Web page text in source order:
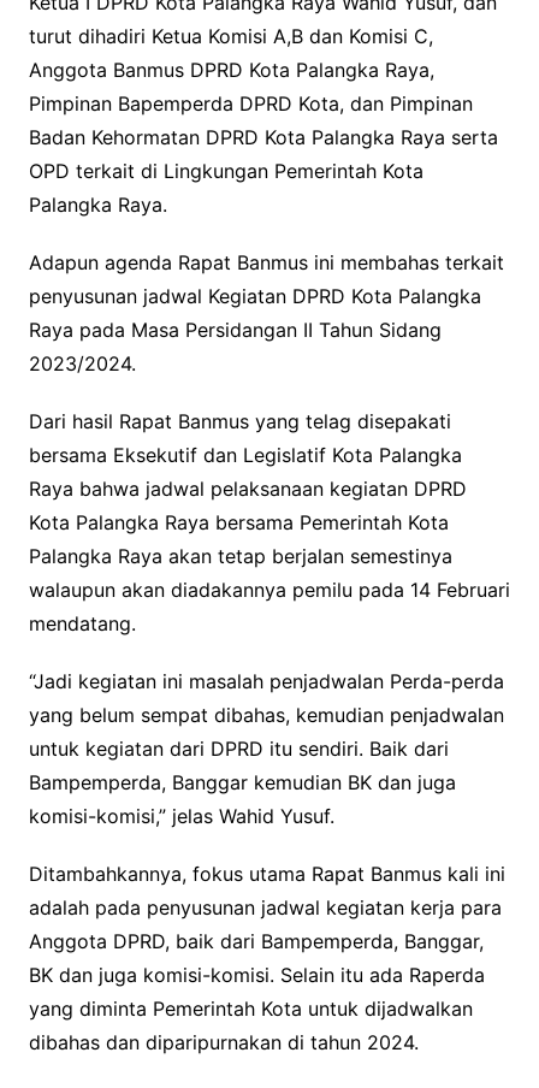
turut dihadiri Ketua Komisi A,B dan Komisi C,
Anggota Banmus DPRD Kota Palangka Raya,
Pimpinan Bapemperda DPRD Kota, dan Pimpinan
Badan Kehormatan DPRD Kota Palangka Raya serta
OPD terkait di Lingkungan Pemerintah Kota
Palangka Raya.
Adapun agenda Rapat Banmus ini membahas terkait
penyusunan jadwal Kegiatan DPRD Kota Palangka
Raya pada Masa Persidangan II Tahun Sidang
2023/2024.
Dari hasil Rapat Banmus yang telag disepakati
bersama Eksekutif dan Legislatif Kota Palangka
Raya bahwa jadwal pelaksanaan kegiatan DPRD
Kota Palangka Raya bersama Pemerintah Kota
Palangka Raya akan tetap berjalan semestinya
walaupun akan diadakannya pemilu pada 14 Februari
mendatang.
“Jadi kegiatan ini masalah penjadwalan Perda-perda
yang belum sempat dibahas, kemudian penjadwalan
untuk kegiatan dari DPRD itu sendiri. Baik dari
Bampemperda, Banggar kemudian BK dan juga
komisi-komisi,” jelas Wahid Yusuf.
Ditambahkannya, fokus utama Rapat Banmus kali ini
adalah pada penyusunan jadwal kegiatan kerja para
Anggota DPRD, baik dari Bampemperda, Banggar,
BK dan juga komisi-komisi. Selain itu ada Raperda
yang diminta Pemerintah Kota untuk dijadwalkan
dibahas dan diparipurnakan di tahun 2024.